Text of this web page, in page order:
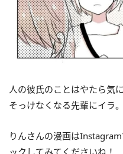
人の彼氏のことはやたら気
そっけなくなる先輩にイラ。
りんさんの漫画は
ックしてみてくださいね！